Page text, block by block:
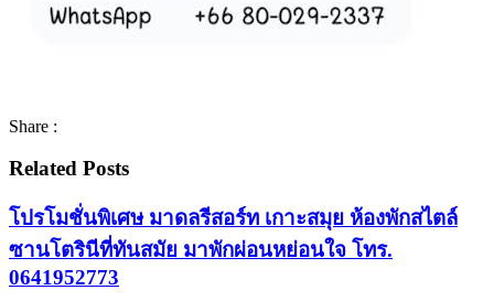
Share :
Related Posts
โปรโมชั่นพิเศษ มาดลรีสอร์ท เกาะสมุย ห้องพักสไตล์
ซานโตรินีที่ทันสมัย มาพักผ่อนหย่อนใจ โทร.
0641952773